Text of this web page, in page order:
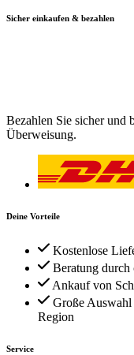
Sicher einkaufen & bezahlen
Bezahlen Sie sicher und
Überweisung.
Deine Vorteile
Kostenlose
Beratung durch
Ankauf von
Große
Region
Service